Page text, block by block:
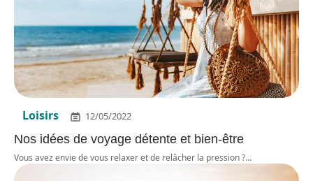
Loisirs 12/05/2022
Nos idées de voyage détente et bien-être
Vous avez envie de vous relaxer et de relâcher la pression ?…